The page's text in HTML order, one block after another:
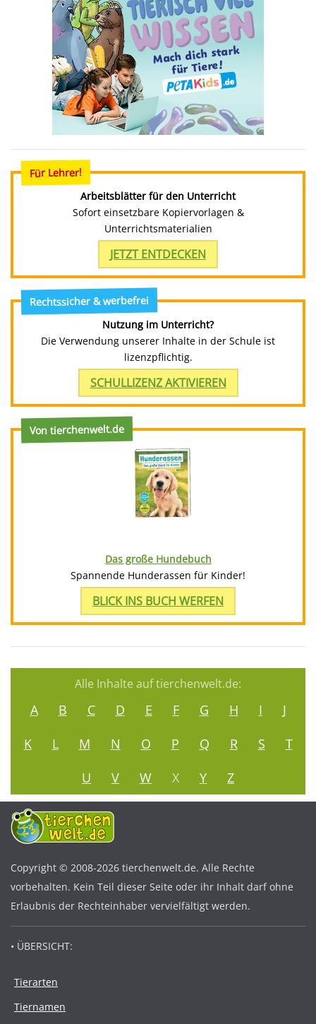
Für Lehrer!
Arbeitsblätter für den Unterricht
Sofort einsetzbare Kopiervorlagen &
Unterrichtsmaterialien
JETZT ENTDECKEN
Rechtssicher & werbefrei
Nutzung im Unterricht?
Die Verwendung unserer Inhalte in der Schule ist
lizenzpflichtig.
SCHULLIZENZ AKTIVIEREN
Von tierchenwelt.de
Das große Hundebuch
Spannende Hunderassen für Kinder!
BLICK INS BUCH WERFEN
Alle Inhalte auf tierchenwelt.de:
A B C D E F G H I
J
K
L M N O P Q R S
T
U
V W X Y Z
Copyright © 2008-2026 tierchenwelt.de. Alle Rechte
vorbehalten. Kein Teil dieser Seite oder ihr Inhalt darf ohne
Erlaubnis der Rechteinhaber vervielfältigt werden.
• ÜBERSICHT:
Tierarten
Tiernamen